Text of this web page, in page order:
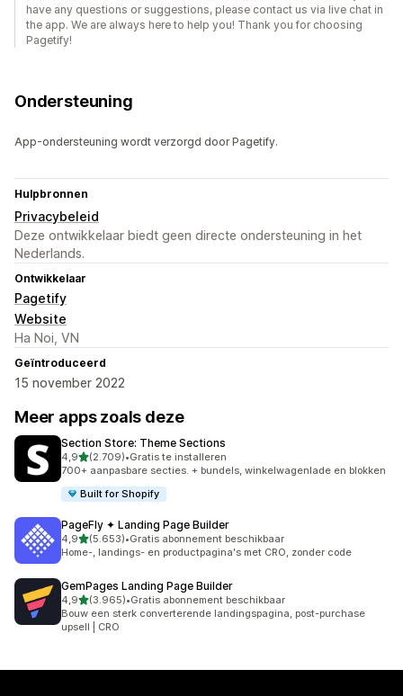
have any questions or suggestions, please contact us via live chat in
the app. We are always here to help you! Thank you for choosing
Pagetify!
Ondersteuning
App-ondersteuning wordt verzorgd door Pagetify.
Hulpbronnen
Privacybeleid
Deze ontwikkelaar biedt geen directe ondersteuning in het
Nederlands.
Ontwikkelaar
Pagetify
Website
Ha Noi, VN
Geïntroduceerd
15 november 2022
Meer apps zoals deze
Section Store: Theme Sections
4,9van 5 sterren
(2.709)
2709 recensies in totaal
•Gratis te installeren
700+ aanpasbare secties. + bundels, winkelwagenlade en blokken
Built for Shopify
PageFly ✦ Landing Page Builder
4,9van 5 sterren
(5.653)
5653 recensies in totaal
•Gratis abonnement beschikbaar
Home-, landings- en productpagina's met CRO, zonder code
GemPages Landing Page Builder
4,9van 5 sterren
(3.965)
3965 recensies in totaal
•Gratis abonnement beschikbaar
Bouw een sterk converterende landingspagina, post-purchase
upsell | CRO